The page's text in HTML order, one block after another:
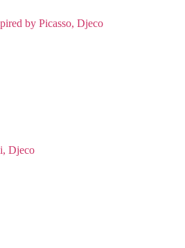
by Picasso, Djeco
Djeco